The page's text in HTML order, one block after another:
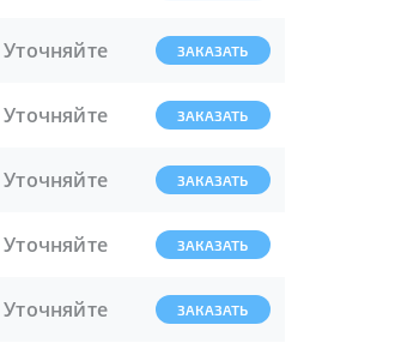
Уточняйте ЗАКАЗАТЬ
Уточняйте ЗАКАЗАТЬ
Уточняйте ЗАКАЗАТЬ
Уточняйте ЗАКАЗАТЬ
Уточняйте ЗАКАЗАТЬ